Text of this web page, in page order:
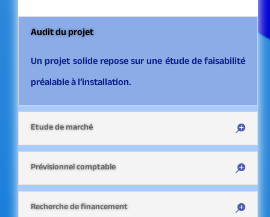
Audit du projet
Un projet solide repose sur une étude de faisabilité
préalable à l’installation.
Etude de marché
Prévisionnel comptable
Recherche de financement